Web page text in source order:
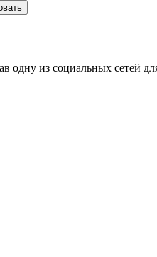
одну из социальных сетей